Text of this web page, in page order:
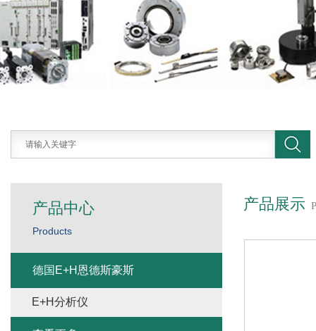
产品展示
产品中心
Products
德国E+H恩德斯豪斯
E+H分析仪